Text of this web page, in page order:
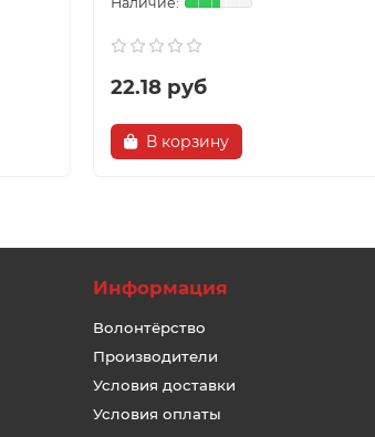
22.18 руб
В корзину
Информация
Волонтёрство
Производители
Условия доставки
Условия оплаты